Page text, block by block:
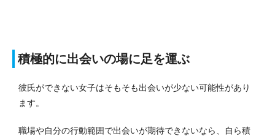
積極的に出会いの場に足を運ぶ
彼氏ができない女子はそもそも出会いが少ない可能性があり
ます。
職場や自分の行動範囲で出会いが期待できないなら、自ら積